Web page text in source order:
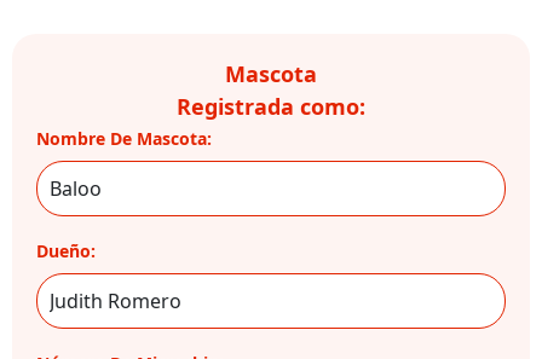
Mascota
Registrada como:
Nombre De Mascota:
Dueño: